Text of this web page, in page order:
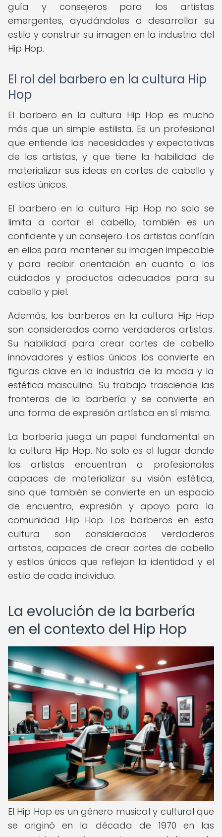
guía y consejeros para los artistas
emergentes, ayudándoles a desarrollar su
estilo y construir su imagen en la industria del
Hip Hop.
El rol del barbero en la cultura Hip
Hop
El barbero en la cultura Hip Hop es mucho
más que un simple estilista. Es un profesional
que entiende las necesidades y expectativas
de los artistas, y que tiene la habilidad de
materializar sus ideas en cortes de cabello y
estilos únicos.
El barbero en la cultura Hip Hop no solo se
limita a cortar el cabello, también es un
confidente y un consejero. Los artistas confían
en ellos para mantener su imagen impecable
y para recibir orientación en cuanto a los
cuidados y productos adecuados para su
cabello y piel.
Además, los barberos en la cultura Hip Hop
son considerados como verdaderos artistas.
Su habilidad para crear cortes de cabello
innovadores y estilos únicos los convierte en
figuras clave en la industria de la moda y la
estética masculina. Su trabajo trasciende las
fronteras de la barbería y se convierte en
una forma de expresión artística en sí misma.
La barbería juega un papel fundamental en
la cultura Hip Hop. No solo es el lugar donde
los artistas encuentran a profesionales
capaces de materializar su visión estética,
sino que también se convierte en un espacio
de encuentro, expresión y apoyo para la
comunidad Hip Hop. Los barberos en esta
cultura son considerados verdaderos
artistas, capaces de crear cortes de cabello
y estilos únicos que reflejan la identidad y el
estilo de cada individuo.
La evolución de la barbería
en el contexto del Hip Hop
El Hip Hop es un género musical y cultural que
se originó en la década de 1970 en las